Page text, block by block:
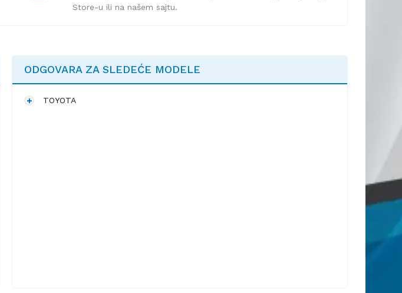
Store-u ili na našem sajtu.
ODGOVARA ZA SLEDEĆE MODELE
TOYOTA